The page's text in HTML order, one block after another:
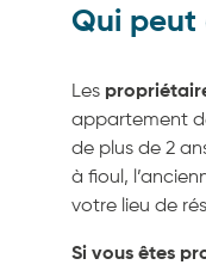
Qui peut
Les
appartement
de plus de 2
à fioul,
votre lieu de
Si vous êtes